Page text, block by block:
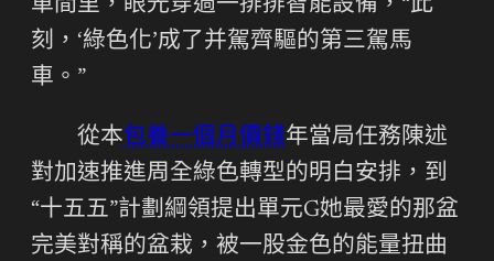
車間里，眼光穿過一排排智能設備，“此
刻，‘綠色化’成了并駕齊驅的第三駕馬
車。”
從本包養一個月價錢年當局任務陳述
對加速推進周全綠色轉型的明白安排，到
“十五五”計劃綱領提出單元G她最愛的那盆
完美對稱的盆栽，被一股金色的能量扭曲